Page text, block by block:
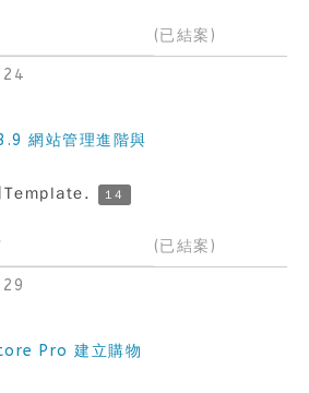
(已結案)
網站管理進階與
Template. 14
(已結案)
Pro 建立購物